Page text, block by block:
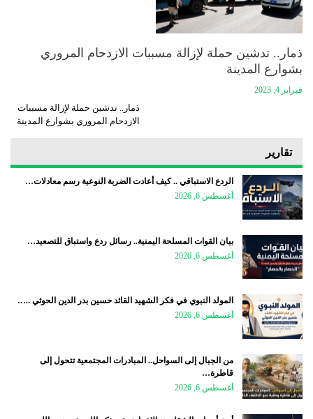
ذمار.. تدشين حملة لإزالة مسببات الازدحام المروري
بشوارع المدينة
فبراير 4, 2023
ذمار.. تدشين حملة لإزالة مسببات
الازدحام المروري بشوارع المدينة
تقارير
الردع الاستباقي .. كيف أعادت الضربة النوعية رسم معادلات…
أغسطس 6, 2026
بيان القوات المسلحة اليمنية.. رسائل ردع واستباق للتصعيد…
أغسطس 6, 2026
المولد النبوي في فكر الشهيد القائد حسين بدر الدين الحوثي ..…
أغسطس 6, 2026
من الجبال إلى السواحل.. المبادرات المجتمعية تتحول إلى
قاطرة…
أغسطس 6, 2026